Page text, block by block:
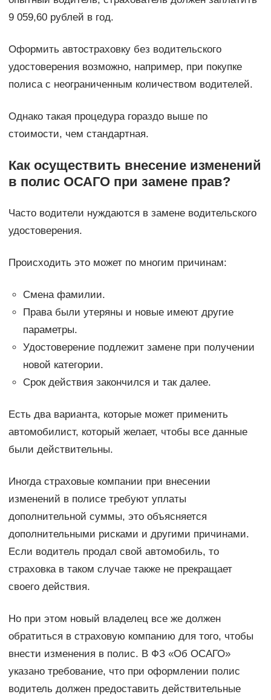
9 059,60 рублей в год.
Оформить автостраховку без водительского
удостоверения возможно, например, при покупке
полиса с неограниченным количеством водителей.
Однако такая процедура гораздо выше по
стоимости, чем стандартная.
Как осуществить внесение изменений
в полис ОСАГО при замене прав?
Часто водители нуждаются в замене водительского
удостоверения.
Происходить это может по многим причинам:
Смена фамилии.
Права были утеряны и новые имеют другие
параметры.
Удостоверение подлежит замене при получении
новой категории.
Срок действия закончился и так далее.
Есть два варианта, которые может применить
автомобилист, который желает, чтобы все данные
были действительны.
Иногда страховые компании при внесении
изменений в полисе требуют уплаты
дополнительной суммы, это объясняется
дополнительными рисками и другими причинами.
Если водитель продал свой автомобиль, то
страховка в таком случае также не прекращает
своего действия.
Но при этом новый владелец все же должен
обратиться в страховую компанию для того, чтобы
внести изменения в полис. В ФЗ «Об ОСАГО»
указано требование, что при оформлении полис
водитель должен предоставить действительные